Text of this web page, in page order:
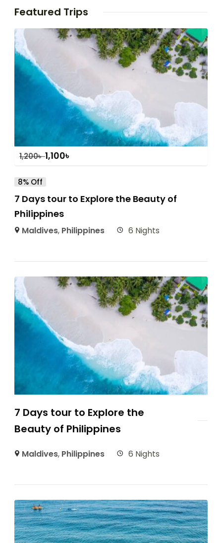
Featured Trips
1,200৳1,100৳
8% Off
7 Days tour to Explore the Beauty of
Philippines
Maldives, Philippines 6 Nights
7 Days tour to Explore the
Beauty of Philippines
Maldives, Philippines 6 Nights